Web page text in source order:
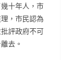
十年人，市
，市民認為
評政府不可
去。